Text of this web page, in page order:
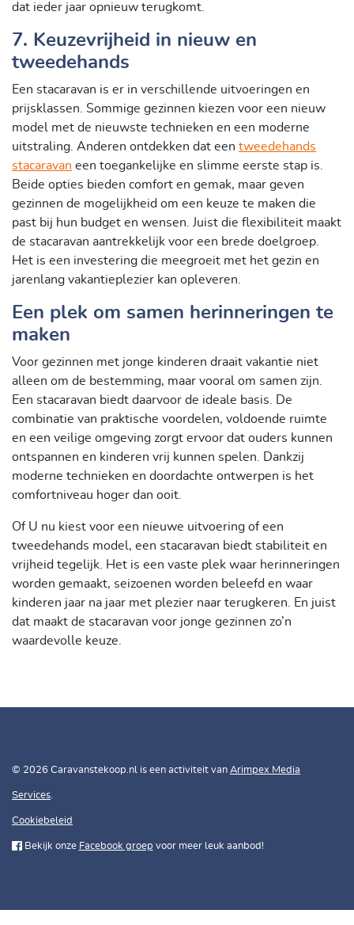
dat ieder jaar opnieuw terugkomt.
7. Keuzevrijheid in nieuw en
tweedehands
Een stacaravan is er in verschillende uitvoeringen en
prijsklassen. Sommige gezinnen kiezen voor een nieuw
model met de nieuwste technieken en een moderne
uitstraling. Anderen ontdekken dat een tweedehands
stacaravan een toegankelijke en slimme eerste stap is.
Beide opties bieden comfort en gemak, maar geven
gezinnen de mogelijkheid om een keuze te maken die
past bij hun budget en wensen. Juist die flexibiliteit maakt
de stacaravan aantrekkelijk voor een brede doelgroep.
Het is een investering die meegroeit met het gezin en
jarenlang vakantieplezier kan opleveren.
Een plek om samen herinneringen te
maken
Voor gezinnen met jonge kinderen draait vakantie niet
alleen om de bestemming, maar vooral om samen zijn.
Een stacaravan biedt daarvoor de ideale basis. De
combinatie van praktische voordelen, voldoende ruimte
en een veilige omgeving zorgt ervoor dat ouders kunnen
ontspannen en kinderen vrij kunnen spelen. Dankzij
moderne technieken en doordachte ontwerpen is het
comfortniveau hoger dan ooit.
Of U nu kiest voor een nieuwe uitvoering of een
tweedehands model, een stacaravan biedt stabiliteit en
vrijheid tegelijk. Het is een vaste plek waar herinneringen
worden gemaakt, seizoenen worden beleefd en waar
kinderen jaar na jaar met plezier naar terugkeren. En juist
dat maakt de stacaravan voor jonge gezinnen zo’n
waardevolle keuze.
© 2026 Caravanstekoop.nl is een activiteit van Arimpex Media
Services.
Cookiebeleid
Bekijk onze Facebook groep voor meer leuk aanbod!